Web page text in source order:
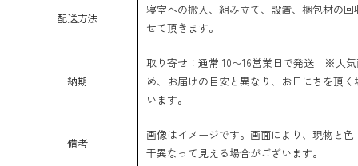
配送方法
寝室への搬入、組み立て、設置、梱包材の回
せて頂きます。
納期
取り寄せ：通常 10〜16営業日で発送 ※人
め、お届けの目安と異なり、お日にちを頂く
います。
備考
画像はイメージです。画面により、現物と色
干異なって見える場合がございます。